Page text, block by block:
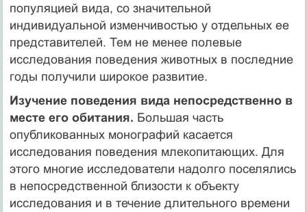
популяцией вида, со значительной
индивидуальной изменчивостью у отдельных ее
представителей. Тем не менее полевые
исследования поведения животных в последние
годы получили широкое развитие.
Изучение поведения вида непосредственно в
месте его обитания. Большая часть
опубликованных монографий касается
исследования поведения млекопитающих. Для
этого многие исследователи надолго поселялись
в непосредственной близости к объекту
исследования и в течение длительного времени